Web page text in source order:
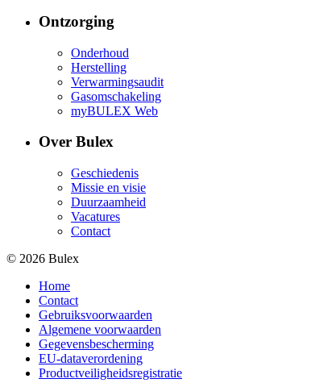
Ontzorging
Onderhoud
Herstelling
Verwarmingsaudit
Gasomschakeling
myBULEX Web
Over Bulex
Geschiedenis
Missie en visie
Duurzaamheid
Vacatures
Contact
© 2026 Bulex
Home
Contact
Gebruiksvoorwaarden
Algemene voorwaarden
Gegevensbescherming
EU-dataverordening
Productveiligheidsregistratie